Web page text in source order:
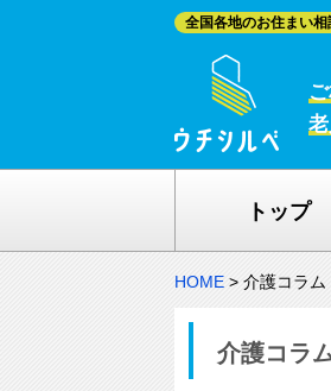
全国各地のお住まい相
トップ
HOME > 介護コラム
介護コラ